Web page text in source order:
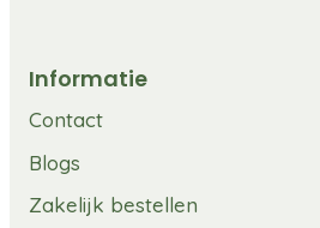
Informatie
Contact
Blogs
Zakelijk bestellen